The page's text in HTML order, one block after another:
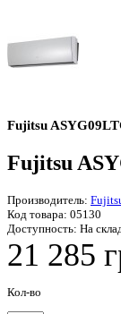
Fujitsu
Fujitsu
Производитель:
Код товара: 05130
Доступность: На
21 285
Кол-во